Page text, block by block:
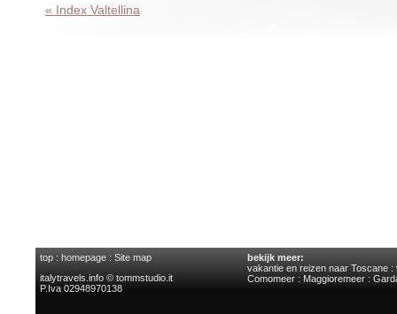
« Index Valtellina
top : homepage : Site map
italytravels.info © tommstudio.it
P.Iva 02948970138
bekijk meer:
vakantie en reizen naar Toscane :
Comomeer : Maggioremeer :